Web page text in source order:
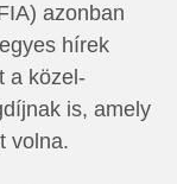
azonban
hírek
a közel-
is, amely
volna.